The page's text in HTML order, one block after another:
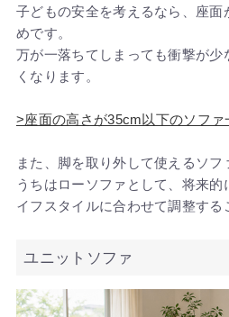
子どもの安全を考えるなら、座面
めです。
万が一落ちてしまっても衝撃が少
くなります。
>座面の高さが35cm以下のソファ
また、脚を取り外して使えるソ
うちはローソファとして、将来的
イフスタイルに合わせて調整する
ユニットソファ